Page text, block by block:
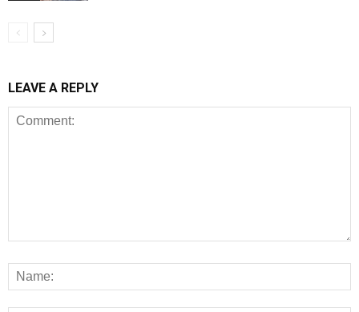
LEAVE A REPLY